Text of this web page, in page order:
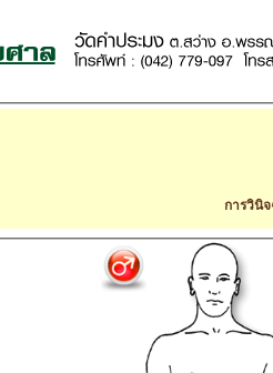
การวินิ